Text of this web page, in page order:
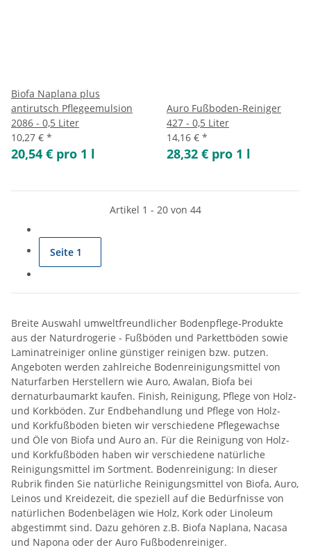
Biofa Naplana plus
antirutsch Pflegeemulsion
2086 - 0,5 Liter
10,27 € *
20,54 € pro 1 l
Auro Fußboden-Reiniger
427 - 0,5 Liter
14,16 € *
28,32 € pro 1 l
Artikel 1 - 20 von 44
Seite 1
Breite Auswahl umweltfreundlicher Bodenpflege-Produkte
aus der Naturdrogerie - Fußböden und Parkettböden sowie
Laminatreiniger online günstiger reinigen bzw. putzen.
Angeboten werden zahlreiche Bodenreinigungsmittel von
Naturfarben Herstellern wie Auro, Awalan, Biofa bei
dernaturbaumarkt kaufen. Finish, Reinigung, Pflege von Holz-
und Korkböden. Zur Endbehandlung und Pflege von Holz-
und Korkfußböden bieten wir verschiedene Pflegewachse
und Öle von Biofa und Auro an. Für die Reinigung von Holz-
und Korkfußböden haben wir verschiedene natürliche
Reinigungsmittel im Sortment. Bodenreinigung: In dieser
Rubrik finden Sie natürliche Reinigungsmittel von Biofa, Auro,
Leinos und Kreidezeit, die speziell auf die Bedürfnisse von
natürlichen Bodenbelägen wie Holz, Kork oder Linoleum
abgestimmt sind. Dazu gehören z.B. Biofa Naplana, Nacasa
und Napona oder der Auro Fußbodenreiniger.